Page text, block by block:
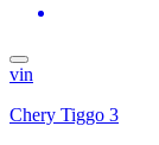
vin
Chery Tiggo 3